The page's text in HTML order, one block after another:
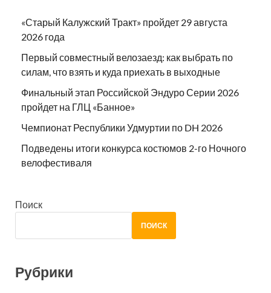
«Старый Калужский Тракт» пройдет 29 августа
2026 года
Первый совместный велозаезд: как выбрать по
силам, что взять и куда приехать в выходные
Финальный этап Российской Эндуро Серии 2026
пройдет на ГЛЦ «Банное»
Чемпионат Республики Удмуртии по DH 2026
Подведены итоги конкурса костюмов 2-го Ночного
велофестиваля
Поиск
ПОИСК
Рубрики